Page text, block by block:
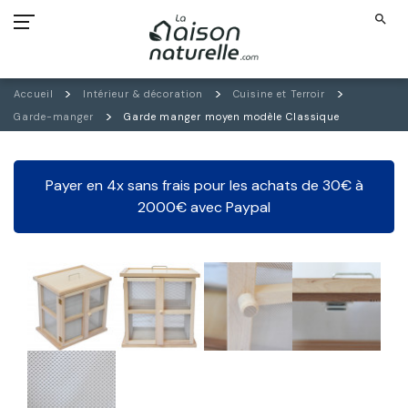
search
Accueil Intérieur & décoration
Cuisine et Terroir
Garde-manger
Garde manger moyen modèle Classique
Payer en 4x sans frais pour les achats de 30€ à
2000€ avec Paypal